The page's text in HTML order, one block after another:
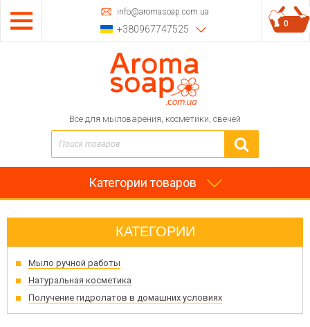
info@aromasoap.com.ua
+380967747525
Все для мыловарения, косметики, свечей
0
Категории товаров
КАТЕГОРИИ
Мыло ручной работы
Натуральная косметика
Получение гидролатов в домашних условиях